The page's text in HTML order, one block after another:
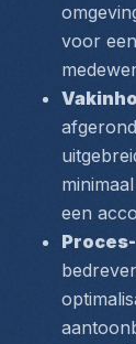
voor
een